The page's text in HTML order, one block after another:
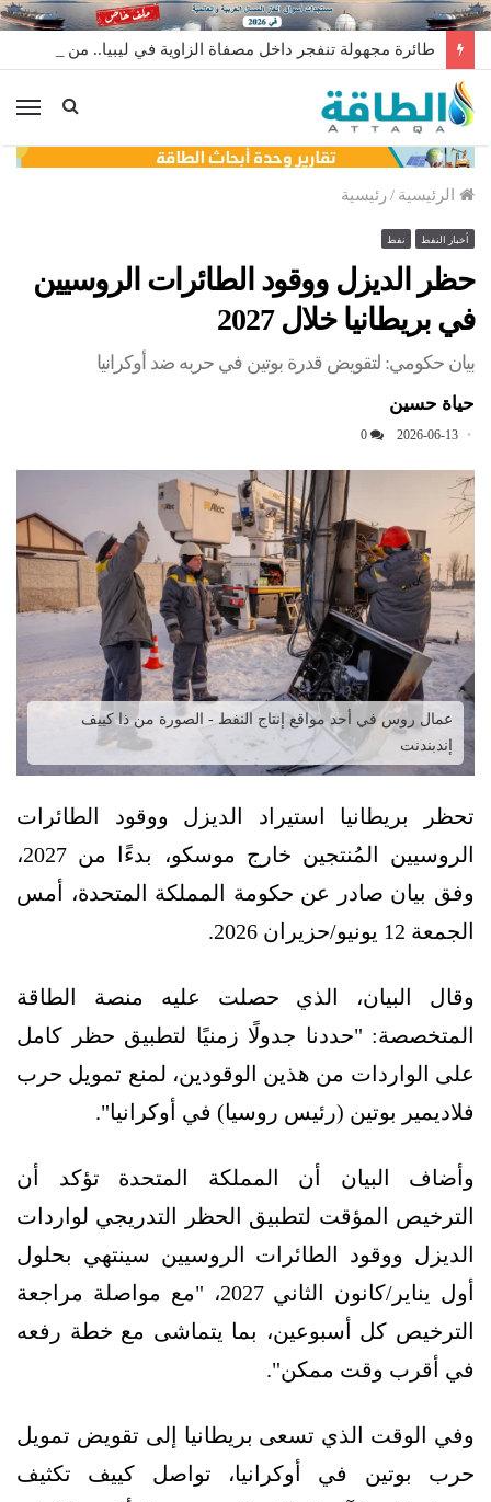
الرئيسية /رئيسية
أخبار النفط نفط
حظر الديزل ووقود الطائرات الروسيين
في بريطانيا خلال 2027
بيان حكومي: لتقويض قدرة بوتين في حربه ضد أوكرانيا
حياة حسين
2026-06-13
0
عمال روس في أحد مواقع إنتاج النفط - الصورة من ذا كييف
إندبندنت
تحظر بريطانيا استيراد الديزل ووقود الطائرات
الروسيين المُنتجين خارج موسكو، بدءًا من 2027،
وفق بيان صادر عن حكومة المملكة المتحدة، أمس
الجمعة 12 يونيو/حزيران 2026.
وقال البيان، الذي حصلت عليه منصة الطاقة
المتخصصة: "حددنا جدولًا زمنيًا لتطبيق حظر كامل
على الواردات من هذين الوقودين، لمنع تمويل حرب
فلاديمير بوتين (رئيس روسيا) في أوكرانيا".
وأضاف البيان أن المملكة المتحدة تؤكد أن
الترخيص المؤقت لتطبيق الحظر التدريجي لواردات
الديزل ووقود الطائرات الروسيين سينتهي بحلول
أول يناير/كانون الثاني 2027، "مع مواصلة مراجعة
الترخيص كل أسبوعين، بما يتماشى مع خطة رفعه
في أقرب وقت ممكن".
وفي الوقت الذي تسعى بريطانيا إلى تقويض تمويل
حرب بوتين في أوكرانيا، تواصل كييف تكثيف